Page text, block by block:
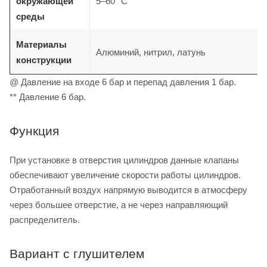
среды
Материалы
конструкции
Алюминий, нитрил, латунь
@ Давление на входе 6 бар и перепад давления 1 бар.
** Давление 6 бар.
Функция
При установке в отверстия цилиндров данные клапаны
обеспечивают увеличение скорости работы цилиндров.
Отработанный воздух напрямую выводится в атмосферу
через большее отверстие, а не через направляющий
распределитель.
Вариант с глушителем